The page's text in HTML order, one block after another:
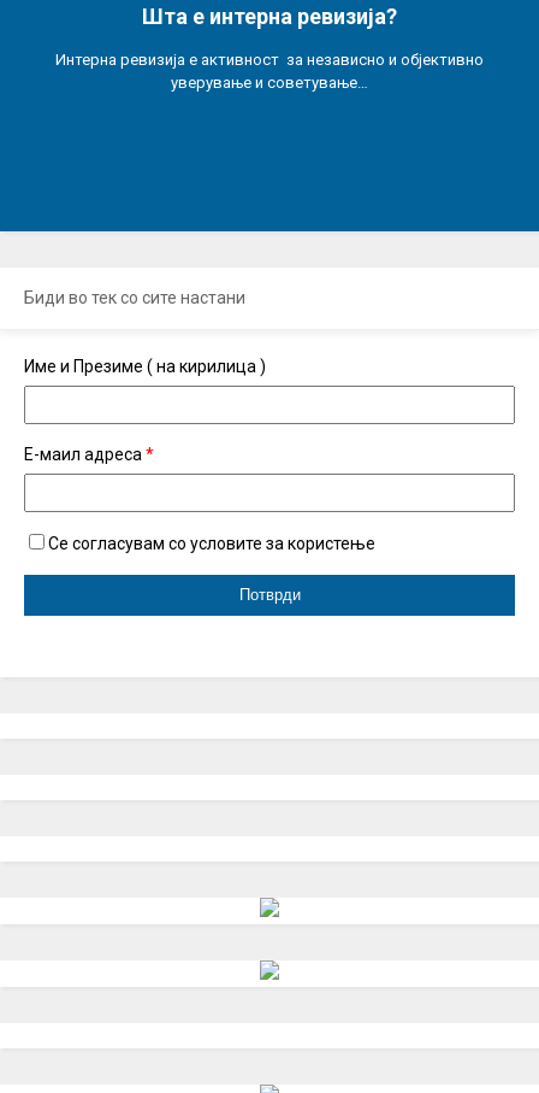
Шта е интерна ревизија?
Интерна ревизија е активност за независно и објективно
уверување и советување…
Биди во тек со сите настани
Име и Презиме ( на кирилица )
Е-маил адреса *
Се согласувам со условите за користење